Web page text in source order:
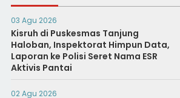
03 Agu 2026
Kisruh di Puskesmas Tanjung
Haloban, Inspektorat Himpun Data,
Laporan ke Polisi Seret Nama ESR
Aktivis Pantai
02 Agu 2026